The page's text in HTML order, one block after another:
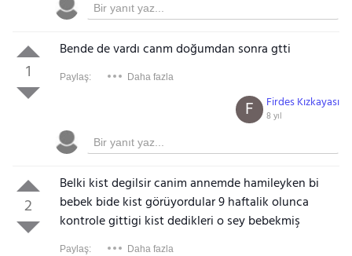
1
Bende de vardı canm doğumdan sonra gtti
Paylaş: Daha fazla
Firdes Kızkayası
8 yıl
F
2
Belki kist degilsir canim annemde hamileyken bi
bebek bide kist görüyordular 9 haftalik olunca
kontrole gittigi kist dedikleri o sey bebekmiş
Paylaş: Daha fazla